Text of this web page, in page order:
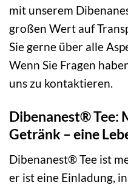
mit unserem
großen Wert auf
Sie gerne über alle
Wenn Sie Fragen
uns zu kontaktieren.
Dibenanest® Tee:
Getränk – eine
Dibenanest® Tee ist
er ist eine Einladung,